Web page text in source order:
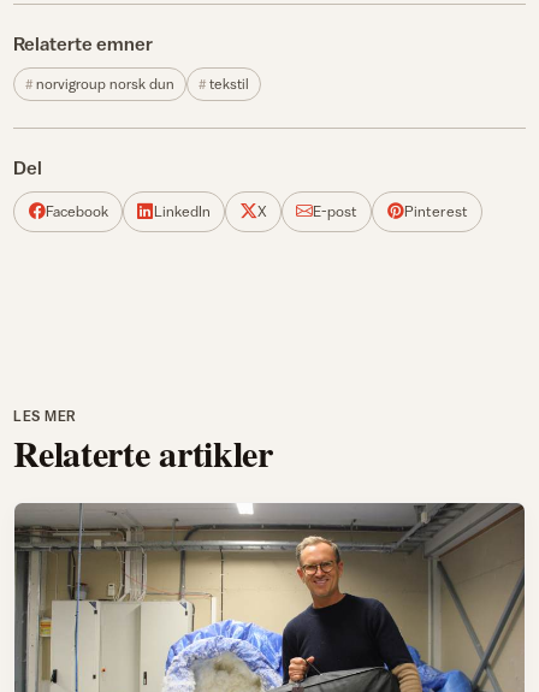
Relaterte emner
norvigroup norsk dun tekstil
Del
Facebook LinkedIn X E-post Pinterest
LES MER
Relaterte artikler